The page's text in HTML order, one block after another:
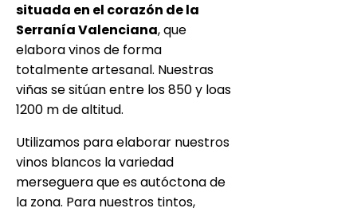
situada en el corazón de la
Serranía Valenciana, que
elabora vinos de forma
totalmente artesanal. Nuestras
viñas se sitúan entre los 850 y loas
1200 m de altitud.
Utilizamos para elaborar nuestros
vinos blancos la variedad
merseguera que es autóctona de
la zona. Para nuestros tintos,